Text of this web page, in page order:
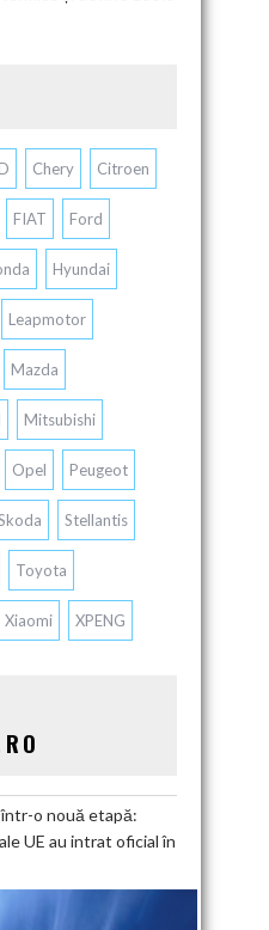
Chery Citroen
FIAT Ford
Hyundai
Leapmotor
Mazda
Mitsubishi
Opel Peugeot
Stellantis
Toyota
Xiaomi XPENG
o nouă etapă:
UE au intrat oficial în